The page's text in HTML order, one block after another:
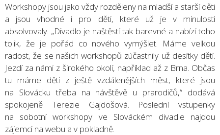
Workshopy jsou jako vždy rozděleny na mladší a starší děti
a jsou vhodné i pro děti, které už je v minulosti
absolvovaly. „Divadlo je naštěstí tak barevné a nabízí toho
tolik, že je pořád co nového vymýšlet. Máme velkou
radost, že se našich workshopů zúčastnily už desítky dětí.
Jezdí za námi z širokého okolí, například až z Brna. Občas
tu máme děti z ještě vzdálenějších měst, které jsou
na Slovácku třeba na návštěvě u prarodičů,“ dodává
spokojeně Terezie Gajdošová. Poslední vstupenky
na sobotní workshopy ve Slováckém divadle najdou
zájemci na webu a v pokladně.